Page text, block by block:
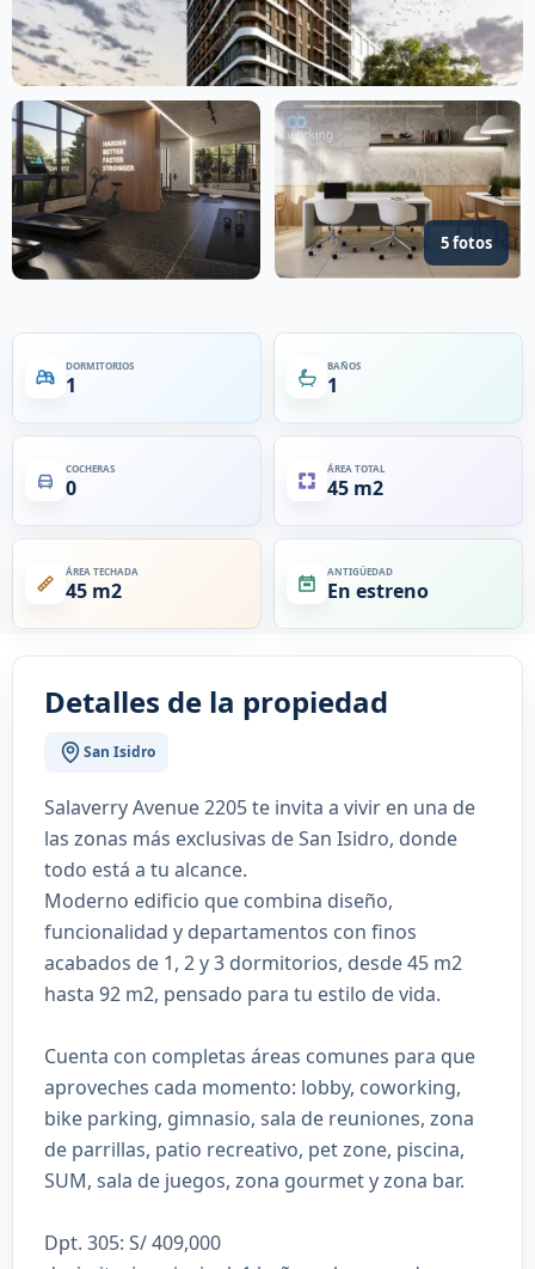
5 fotos
DORMITORIOS
1
BAÑOS
1
COCHERAS
0
ÁREA TOTAL
45 m2
ÁREA TECHADA
45 m2
ANTIGÜEDAD
En estreno
Detalles de la propiedad
San Isidro
Salaverry Avenue 2205 te invita a vivir en una de
las zonas más exclusivas de San Isidro, donde
todo está a tu alcance.
Moderno edificio que combina diseño,
funcionalidad y departamentos con finos
acabados de 1, 2 y 3 dormitorios, desde 45 m2
hasta 92 m2, pensado para tu estilo de vida.
Cuenta con completas áreas comunes para que
aproveches cada momento: lobby, coworking,
bike parking, gimnasio, sala de reuniones, zona
de parrillas, patio recreativo, pet zone, piscina,
SUM, sala de juegos, zona gourmet y zona bar.
Dpt. 305: S/ 409,000